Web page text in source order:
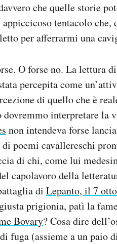
che quelle storie
tentacolo
per afferrarmi una
O forse no. La lettura
percepita come
di quello che è
interpretare la
non intendeva forse
poemi cavallereschi
di chi, come lui
capolavoro della
di Lepanto, il 7
prigionia, patì la
Bovary? Cosa dire
fuga (assieme a un paio